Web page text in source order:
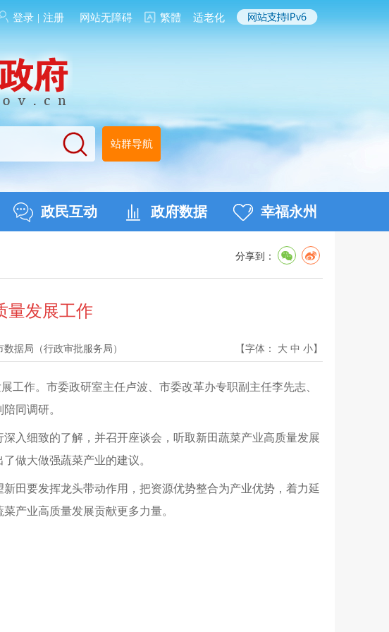
登录 | 注册 网站无障碍 繁體 适老化
站群导航
政民互动 政府数据 幸福永州
分享到：
量发展工作
数据局（行政审批服务局） 【字体： 大 中 小】
工作。市委政研室主任卢波、市委改革办专职副主任李先志、
同调研。
入细致的了解，并召开座谈会，听取新田蔬菜产业高质量发展
做大做强蔬菜产业的建议。
田要发挥龙头带动作用，把资源优势整合为产业优势，着力延
产业高质量发展贡献更多力量。